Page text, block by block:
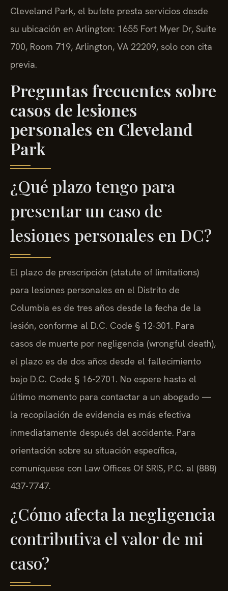
Cleveland Park, el bufete presta servicios desde
su ubicación en Arlington: 1655 Fort Myer Dr, Suite
700, Room 719, Arlington, VA 22209, solo con cita
previa.
Preguntas frecuentes sobre
casos de lesiones
personales en Cleveland
Park
¿Qué plazo tengo para
presentar un caso de
lesiones personales en DC?
El plazo de prescripción (statute of limitations)
para lesiones personales en el Distrito de
Columbia es de tres años desde la fecha de la
lesión, conforme al D.C. Code § 12-301. Para
casos de muerte por negligencia (wrongful death),
el plazo es de dos años desde el fallecimiento
bajo D.C. Code § 16-2701. No espere hasta el
último momento para contactar a un abogado —
la recopilación de evidencia es más efectiva
inmediatamente después del accidente. Para
orientación sobre su situación específica,
comuníquese con Law Offices Of SRIS, P.C. al (888)
437-7747.
¿Cómo afecta la negligencia
contributiva el valor de mi
caso?